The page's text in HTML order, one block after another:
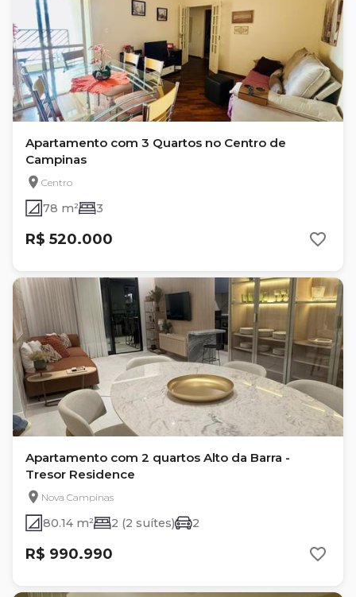
Apartamento com 3 Quartos no Centro de
Campinas
Centro
78 m² 3
R$ 520.000
Apartamento com 2 quartos Alto da Barra -
Tresor Residence
Nova Campinas
80.14 m² 2 (2 suítes) 2
R$ 990.990